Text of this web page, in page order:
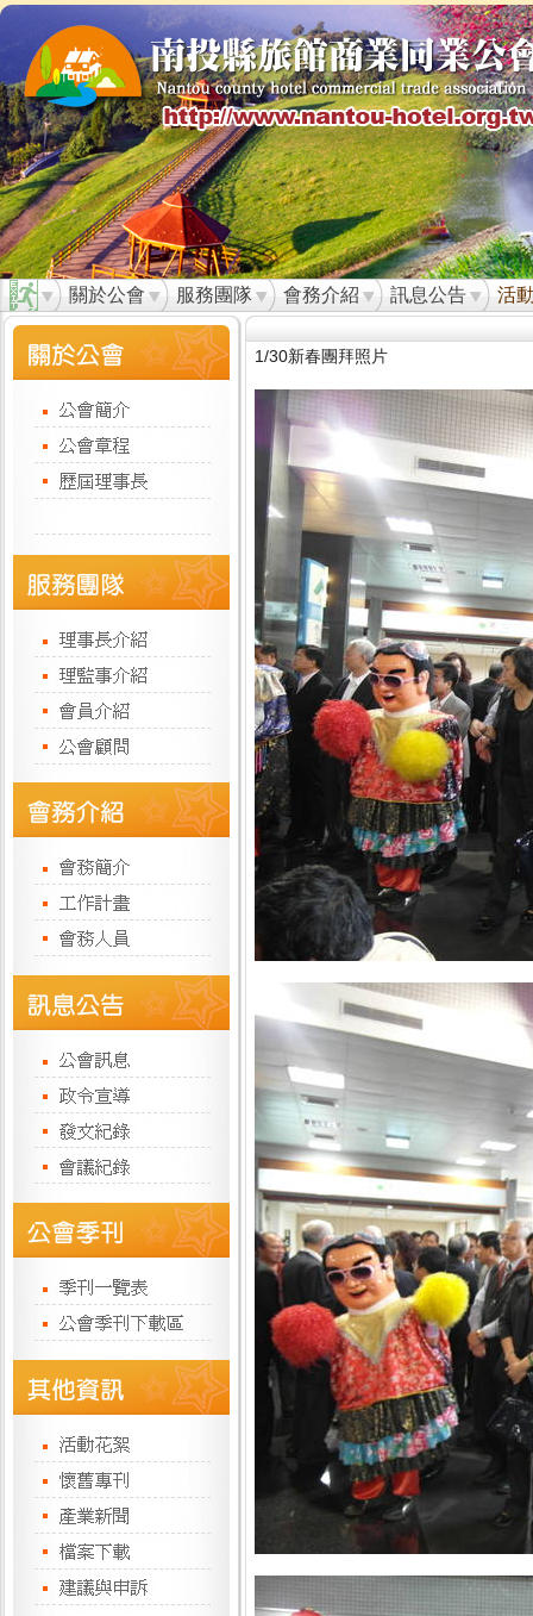
關於公會 服務團隊 會務介紹 訊息公告 活
1/30新春團拜照片